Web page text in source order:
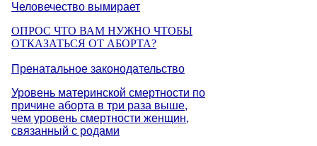
Человечество вымирает
ОПРОС ЧТО ВАМ НУЖНО ЧТОБЫ
ОТКАЗАТЬСЯ ОТ АБОРТА?
Пренатальное законодательство
Уровень материнской смертности по
причине аборта в три раза выше,
чем уровень смертности женщин,
связанный с родами